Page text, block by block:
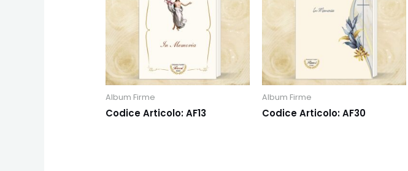
Album Firme
Codice Articolo: AF13
Album Firme
Codice Articolo: AF30